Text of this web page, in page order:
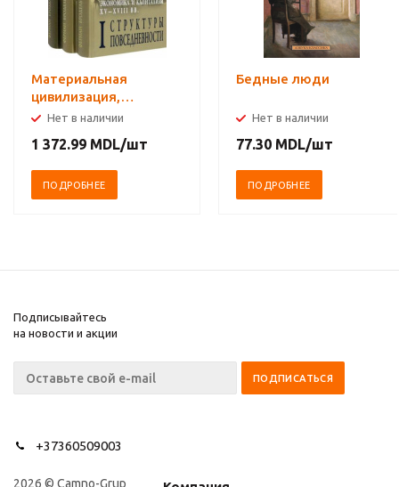
Материальная
цивилизация,
экономика и
вв. Комплект в 3-х
томах
Нет в наличии
1 372.99 MDL/шт
ПОДРОБНЕЕ
Бедные люди
Нет в наличии
77.30 MDL/шт
ПОДРОБНЕЕ
Подписывайтесь
на новости и акции
+37360509003
2026 © Camno-Grup